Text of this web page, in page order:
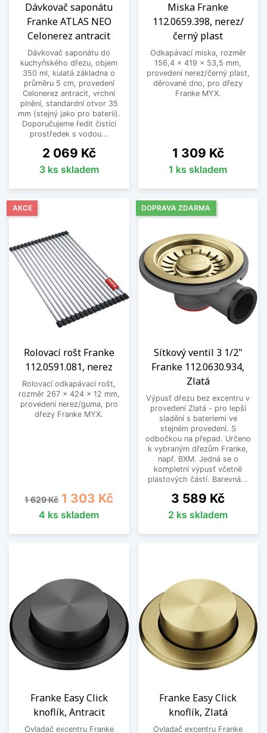
Dávkovač saponátu
Franke ATLAS NEO
Celonerez antracit
Dávkovač saponátu do
kuchyňského dřezu, objem
350 ml, kulatá základna o
průměru 5 cm, provedení
Celonerez antracit, vrchní
plnění, standardní otvor 35
mm (stejný jako pro baterii).
Doporučujeme ředit čistící
prostředek s vodou...
Cena
2 069 Kč
3 ks skladem
Miska Franke
112.0659.398, nerez/
černý plast
Odkapávací miska, rozměr
156,4 x 419 x 53,5 mm,
provedení nerez/černý plast,
děrované dno, pro dřezy
Franke MYX.
Cena
1 309 Kč
1 ks skladem
Rolovací rošt Franke
112.0591.081, nerez
Rolovací odkapávací rošt,
rozměr 267 x 424 x 12 mm,
provedení nerez/guma, pro
dřezy Franke MYX.
Běžná cena
1 629 Kč Cena
1 303 Kč
4 ks skladem
AKCE
Sítkový ventil 3 1/2"
Franke 112.0630.934,
Zlatá
Výpusť dřezu bez excentru v
provedení Zlatá - pro lepší
sladění s bateriemi ve
stejném provedení. S
odbočkou na přepad. Určeno
k vybraným dřezům Franke,
např. BXM. Jedná se o
kompletní výpusť včetně
plastových částí. Barevná...
Cena
3 589 Kč
2 ks skladem
DOPRAVA ZDARMA
Franke Easy Click
knoflík, Antracit
Ovladač excentru Franke
Franke Easy Click
knoflík, Zlatá
Ovladač excentru Franke